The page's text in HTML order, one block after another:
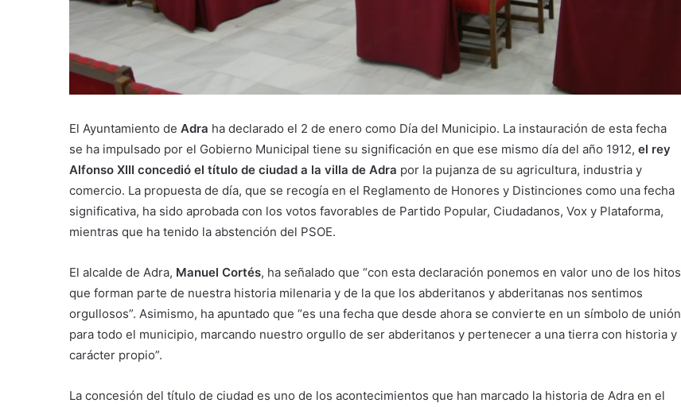
El Ayuntamiento de Adra ha declarado el 2 de enero como Día del Municipio. La instauración de esta fecha
se ha impulsado por el Gobierno Municipal tiene su significación en que ese mismo día del año 1912, el rey
Alfonso XIII concedió el título de ciudad a la villa de Adra por la pujanza de su agricultura, industria y
comercio. La propuesta de día, que se recogía en el Reglamento de Honores y Distinciones como una fecha
significativa, ha sido aprobada con los votos favorables de Partido Popular, Ciudadanos, Vox y Plataforma,
mientras que ha tenido la abstención del PSOE.
El alcalde de Adra, Manuel Cortés, ha señalado que “con esta declaración ponemos en valor uno de los hitos
que forman parte de nuestra historia milenaria y de la que los abderitanos y abderitanas nos sentimos
orgullosos”. Asimismo, ha apuntado que “es una fecha que desde ahora se convierte en un símbolo de unión
para todo el municipio, marcando nuestro orgullo de ser abderitanos y pertenecer a una tierra con historia y
carácter propio”.
La concesión del título de ciudad es uno de los acontecimientos que han marcado la historia de Adra en el